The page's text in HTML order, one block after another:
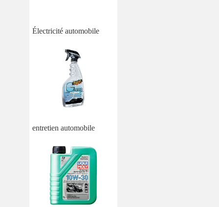
Électricité automobile
entretien automobile